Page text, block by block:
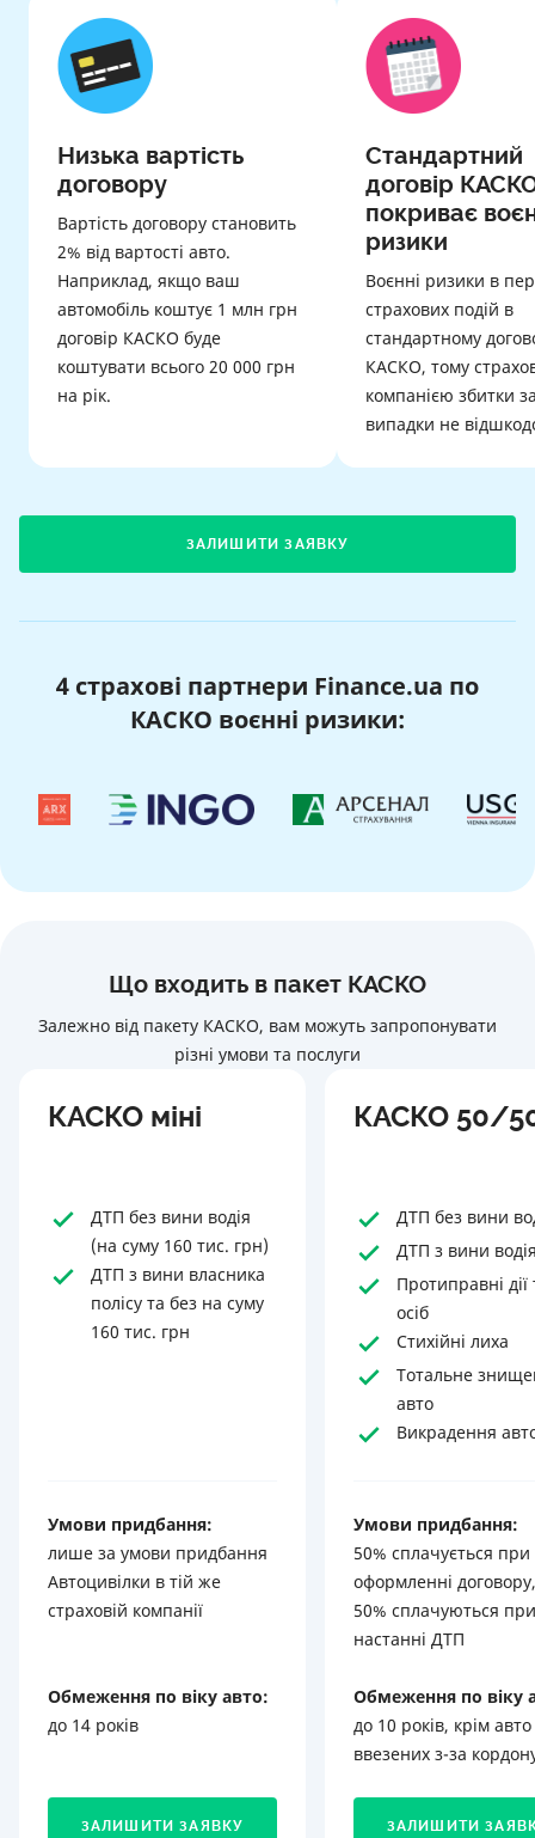
Низька вартість
договору
Вартість договору становить
2% від вартості авто.
Наприклад, якщо ваш
автомобіль коштує 1 млн грн
договір КАСКО буде
коштувати всього 20 000 грн
на рік.
Стандартний
договір
покриває
ризики
Воєнні ризики в
страхових подій в
стандартному
КАСКО, тому
компанією збитки
випадки не
ЗАЛИШИТИ ЗАЯВКУ
4 страхові партнери Finance.ua по
КАСКО воєнні ризики:
Що входить в пакет КАСКО
Залежно від пакету КАСКО, вам можуть запропонувати
різні умови та послуги
КАСКО міні КАСКО 50/
ДТП без вини водія
(на суму 160 тис. грн)
ДТП з вини власника
полісу та без на суму
160 тис. грн
ДТП без вини
ДТП з вини
Протиправні дії
осіб
Стихійні лиха
Тотальне
авто
Викрадення
Умови придбання:
лише за умови придбання
Автоцивілки в тій же
страховій компанії
Умови придбання:
50% сплачується при
оформленні
50% сплачуються при
настанні ДТП
Обмеження по віку авто:
до 14 років
Обмеження по віку
до 10 років, крім авто
ввезених з-за
ЗАЛИШИТИ ЗАЯВКУ ЗАЛИШИТИ